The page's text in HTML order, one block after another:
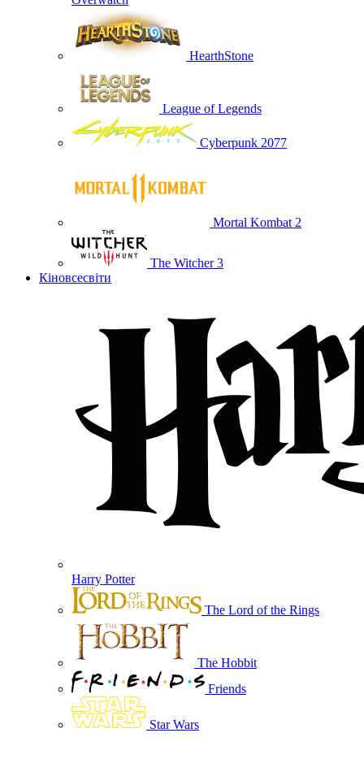
HearthStone
League of Legends
Cyberpunk 2077
Mortal Kombat 2
The Witcher 3
Кіновсесвіти
Harry Potter
The Lord of the Rings
The Hobbit
Friends
Star Wars